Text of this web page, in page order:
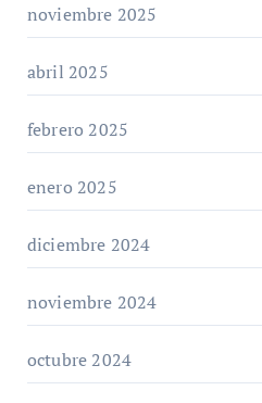
noviembre 2025
abril 2025
febrero 2025
enero 2025
diciembre 2024
noviembre 2024
octubre 2024